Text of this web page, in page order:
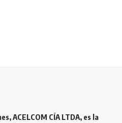
ACELCOM CÍA LTDA, es la